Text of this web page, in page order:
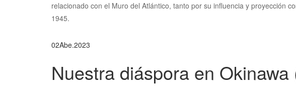
relacionado con el Muro del Atlántico, tanto por su influencia y proyección
1945.
02Abe.2023
Nuestra diáspora en